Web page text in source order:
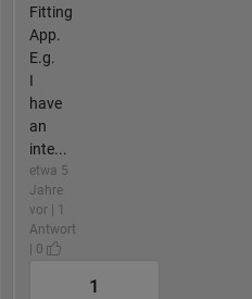
Fitting
App.
E.g.
I
have
an
inte...
etwa 5
Jahre
vor | 1
Antwort
| 0
1